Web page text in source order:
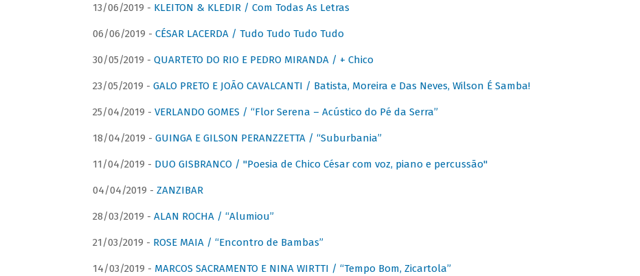
13/06/2019 - KLEITON & KLEDIR / Com Todas As Letras
06/06/2019 - CÉSAR LACERDA / Tudo Tudo Tudo Tudo
30/05/2019 - QUARTETO DO RIO E PEDRO MIRANDA / + Chico
23/05/2019 - GALO PRETO E JOÃO CAVALCANTI / Batista, Moreira e Das Neves, Wilson É Samba!
25/04/2019 - VERLANDO GOMES / “Flor Serena – Acústico do Pé da Serra”
18/04/2019 - GUINGA E GILSON PERANZZETTA / “Suburbania”
11/04/2019 - DUO GISBRANCO / "Poesia de Chico César com voz, piano e percussão"
04/04/2019 - ZANZIBAR
28/03/2019 - ALAN ROCHA / “Alumiou”
21/03/2019 - ROSE MAIA / “Encontro de Bambas”
14/03/2019 - MARCOS SACRAMENTO E NINA WIRTTI / “Tempo Bom, Zicartola”